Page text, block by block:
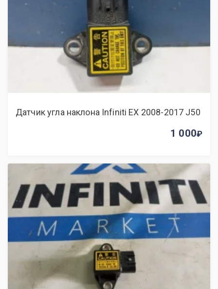
Датчик угла наклона Infiniti EX 2008-2017 J50
1 000